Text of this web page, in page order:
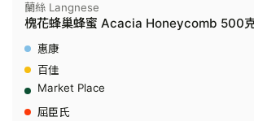
蘭絲 Langnese
槐花蜂巢蜂蜜 Acacia Honeycomb 500